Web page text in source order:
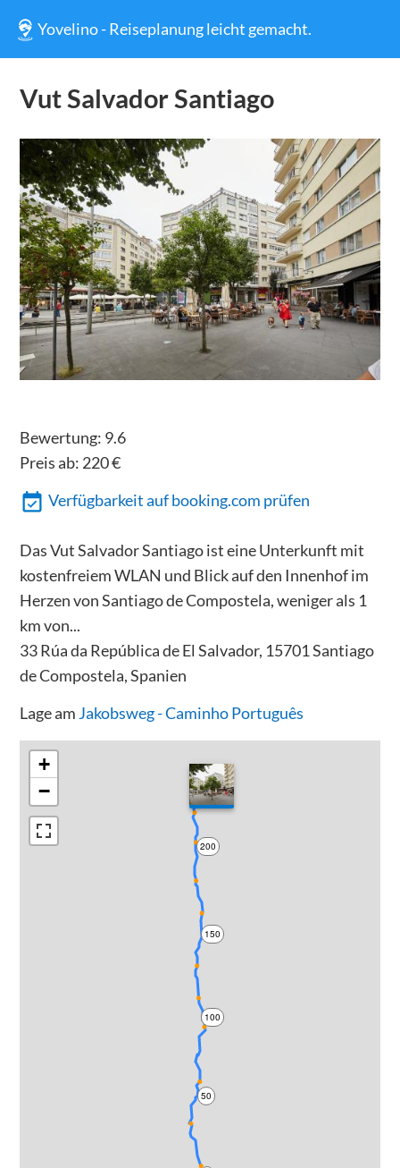
Yovelino - Reiseplanung leicht gemacht.
Vut Salvador Santiago
Bewertung: 9.6
Preis ab: 220€
Verfügbarkeit auf booking.com prüfen
Das Vut Salvador Santiago ist eine Unterkunft mit
kostenfreiem WLAN und Blick auf den Innenhof im
Herzen von Santiago de Compostela, weniger als 1
km von...
33 Rúa da República de El Salvador, 15701 Santiago
de Compostela, Spanien
Lage am Jakobsweg - Caminho Português
50
100
150
200
+
−